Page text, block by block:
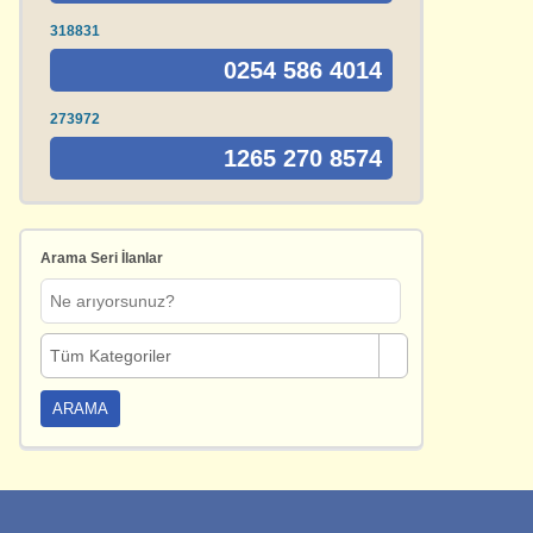
318831
0254 586 4014
273972
1265 270 8574
Arama Seri İlanlar
Tüm Kategoriler